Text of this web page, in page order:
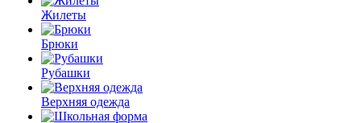
Жилеты
Брюки
Рубашки
Верхняя одежда